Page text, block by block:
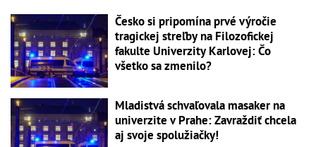
Česko si pripomína prvé výročie
tragickej streľby na Filozofickej
fakulte Univerzity Karlovej: Čo
všetko sa zmenilo?
Mladistvá schvaľovala masaker na
univerzite v Prahe: Zavraždiť chcela
aj svoje spolužiačky!